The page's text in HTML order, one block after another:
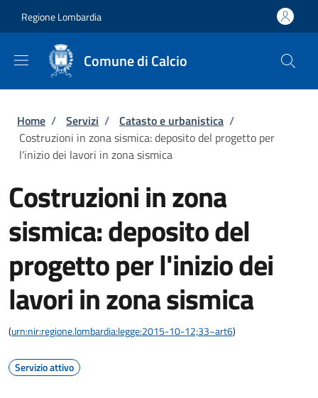
Regione Lombardia
Comune di Calcio
Briciole di pane
Home / Servizi / Catasto e urbanistica /
Costruzioni in zona sismica: deposito del progetto per
l'inizio dei lavori in zona sismica
Costruzioni in zona
sismica: deposito del
progetto per l'inizio dei
lavori in zona sismica
(urn:nir:regione.lombardia:legge:2015-10-12;33~art6)
Servizio attivo